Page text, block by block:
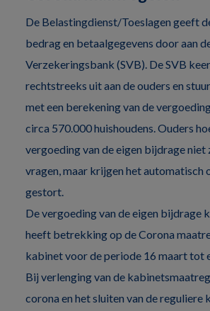
De Belastingdienst/Toeslagen geeft
bedrag en betaalgegevens door aan
Verzekeringsbank (SVB). De SVB
rechtstreeks uit aan de ouders en
met een berekening van de
circa 570.000 huishoudens. Ouders
vergoeding van de eigen bijdrage niet
vragen, maar krijgen het automatisch
gestort.
De vergoeding van de eigen bijdrage
heeft betrekking op de Corona
kabinet voor de periode 16 maart tot
Bij verlenging van de
corona en het sluiten van de reguliere